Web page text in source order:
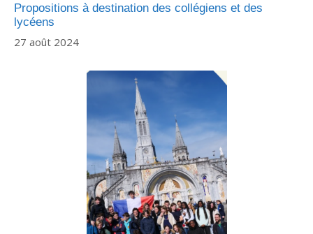
Propositions à destination des collégiens et des
lycéens
27 août 2024